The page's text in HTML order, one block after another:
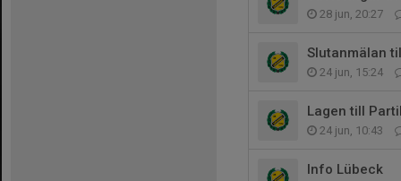
28 jun, 20:27
Slutanmälan
24 jun, 15:24
Lagen till
24 jun, 10:43
Info Lübeck